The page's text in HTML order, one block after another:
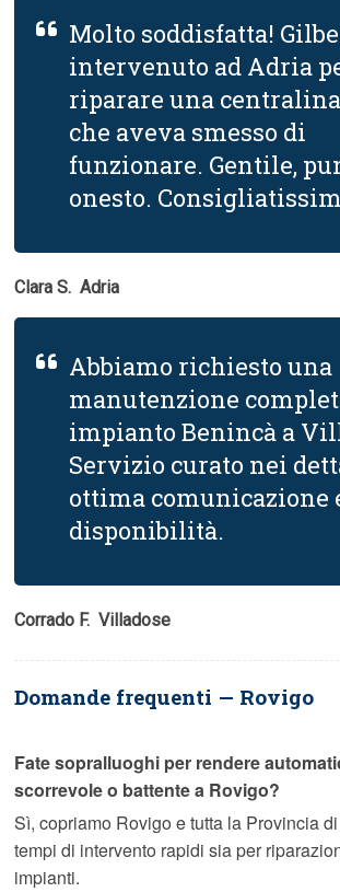
Molto soddisfatta!
intervenuto ad Adria
riparare una
che aveva smesso di
funzionare. Gentile,
onesto.
Clara S.  Adria
Abbiamo richiesto una
manutenzione
impianto Benincà a
Servizio curato nei
ottima comunicazione
disponibilità.
Corrado F.  Villadose
Domande frequenti — Rovigo
Fate sopralluoghi per rendere
scorrevole o battente a Rovigo?
Sì, copriamo Rovigo e tutta la Provincia
tempi di intervento rapidi sia per
impianti.